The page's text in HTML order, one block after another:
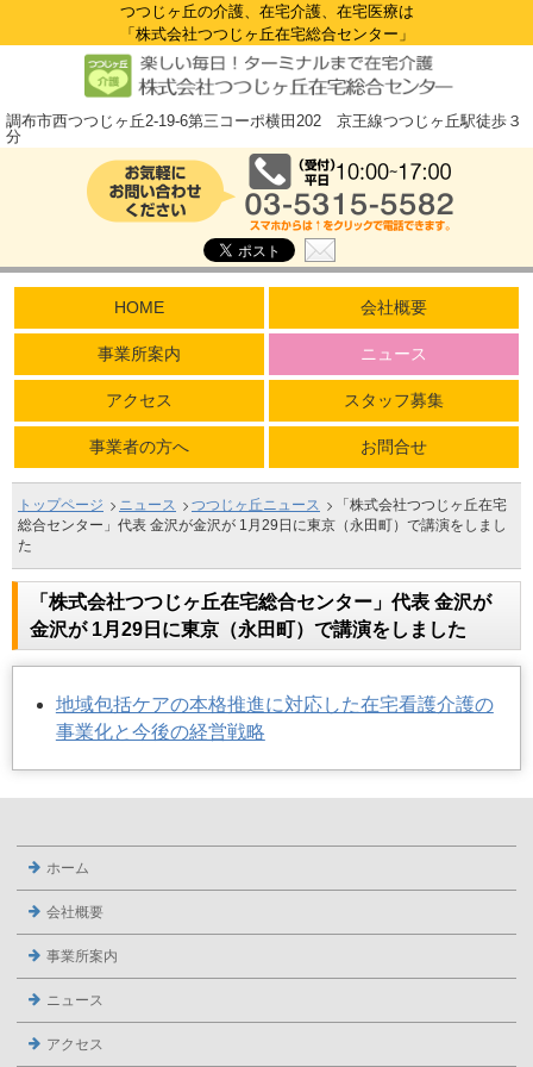
つつじヶ丘の介護、在宅介護、在宅医療は
「株式会社つつじヶ丘在宅総合センター」
調布市西つつじヶ丘2-19-6第三コーポ横田202 京王線つつじヶ丘駅徒歩３
分
HOME 会社概要
事業所案内 ニュース
アクセス スタッフ募集
事業者の方へ お問合せ
トップページ ニュース つつじヶ丘ニュース
「株式会社つつじヶ丘在宅
総合センター」代表 金沢が金沢が 1月29日に東京（永田町）で講演をしまし
た
「株式会社つつじヶ丘在宅総合センター」代表 金沢が
金沢が 1月29日に東京（永田町）で講演をしました
地域包括ケアの本格推進に対応した在宅看護介護の
事業化と今後の経営戦略
ホーム
会社概要
事業所案内
ニュース
アクセス